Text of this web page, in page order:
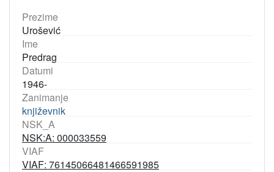
Prezime
Urošević
Ime
Predrag
Datumi
1946-
Zanimanje
književnik
NSK_A
NSK:A: 000033559
VIAF
VIAF: 76145066481466591985